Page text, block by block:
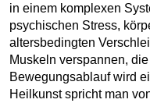
in einem komplexen
psychischen Stress,
altersbedingten
Muskeln verspannen,
Bewegungsablauf wird
Heilkunst spricht man